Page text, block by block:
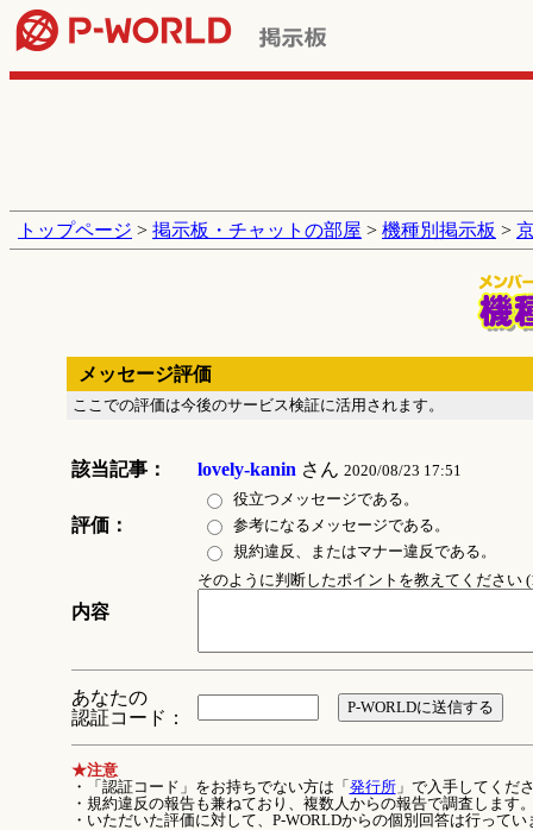
トップページ > 掲示板・チャットの部屋 > 機種別掲示板 >
メッセージ評価
ここでの評価は今後のサービス検証に活用されます。
該当記事： lovely-kanin さん 2020/08/23 17:51
評価：
役立つメッセージである。
参考になるメッセージである。
規約違反、またはマナー違反である。
内容
そのように判断したポイントを教えてください
あなたの
認証コード：
★注意
・「認証コード」をお持ちでない方は「 発行所」で入手してくだ
・規約違反の報告も兼ねており、複数人からの報告で調査します
・いただいた評価に対して、P-WORLDからの個別回答は行ってい